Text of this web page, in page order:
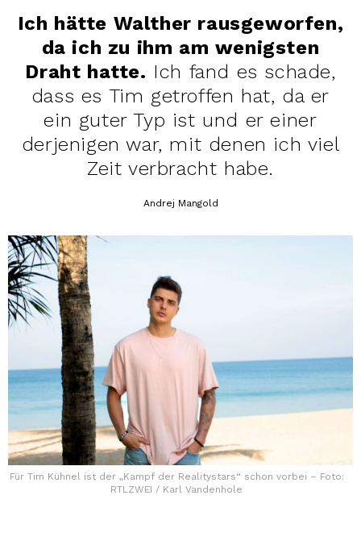
Ich hätte Walther rausgeworfen,
da ich zu ihm am wenigsten
Draht hatte. Ich fand es schade,
dass es Tim getroffen hat, da er
ein guter Typ ist und er einer
derjenigen war, mit denen ich viel
Zeit verbracht habe.
Andrej Mangold
Für Tim Kühnel ist der „Kampf der Realitystars“ schon vorbei – Foto:
RTLZWEI / Karl Vandenhole